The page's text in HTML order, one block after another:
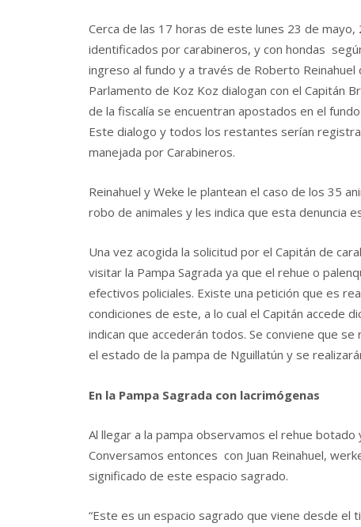
Cerca de las 17 horas de este lunes 23 de
identificados por carabineros, y con hondas
ingreso al fundo y a través de Roberto Reinahuel
Parlamento de Koz Koz dialogan con el Capitán
de la fiscalía se encuentran apostados en el
Este dialogo y todos los restantes serían
manejada por Carabineros.
Reinahuel y Weke le plantean el caso de los 35
robo de animales y les indica que esta denuncia
Una vez acogida la solicitud por el Capitán de
visitar la Pampa Sagrada ya que el rehue o
efectivos policiales. Existe una petición que es
condiciones de este, a lo cual el Capitán accede
indican que accederán todos. Se conviene que
el estado de la pampa de Nguillatún y se
En la Pampa Sagrada con lacrimógenas
Al llegar a la pampa observamos el rehue
Conversamos entonces con Juan Reinahuel,
significado de este espacio sagrado.
“Este es un espacio sagrado que viene desde